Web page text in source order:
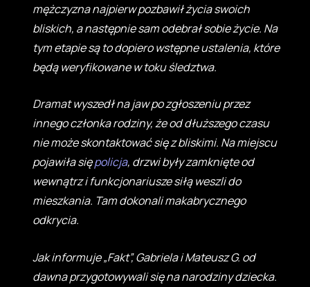
mężczyzna najpierw pozbawił życia swoich
bliskich, a następnie sam odebrał sobie życie. Na
tym etapie są to dopiero wstępne ustalenia, które
będą weryfikowane w toku śledztwa.
Dramat wyszedł na jaw po zgłoszeniu przez
innego członka rodziny, że od dłuższego czasu
nie może skontaktować się z bliskimi. Na miejscu
pojawiła siępolicja, drzwi były zamknięte od
wewnątrz i funkcjonariusze siłą weszli do
mieszkania. Tam dokonali makabrycznego
odkrycia.
Jak informuje „Fakt”, Gabriela i Mateusz G. od
dawna przygotowywali się na narodziny dziecka.